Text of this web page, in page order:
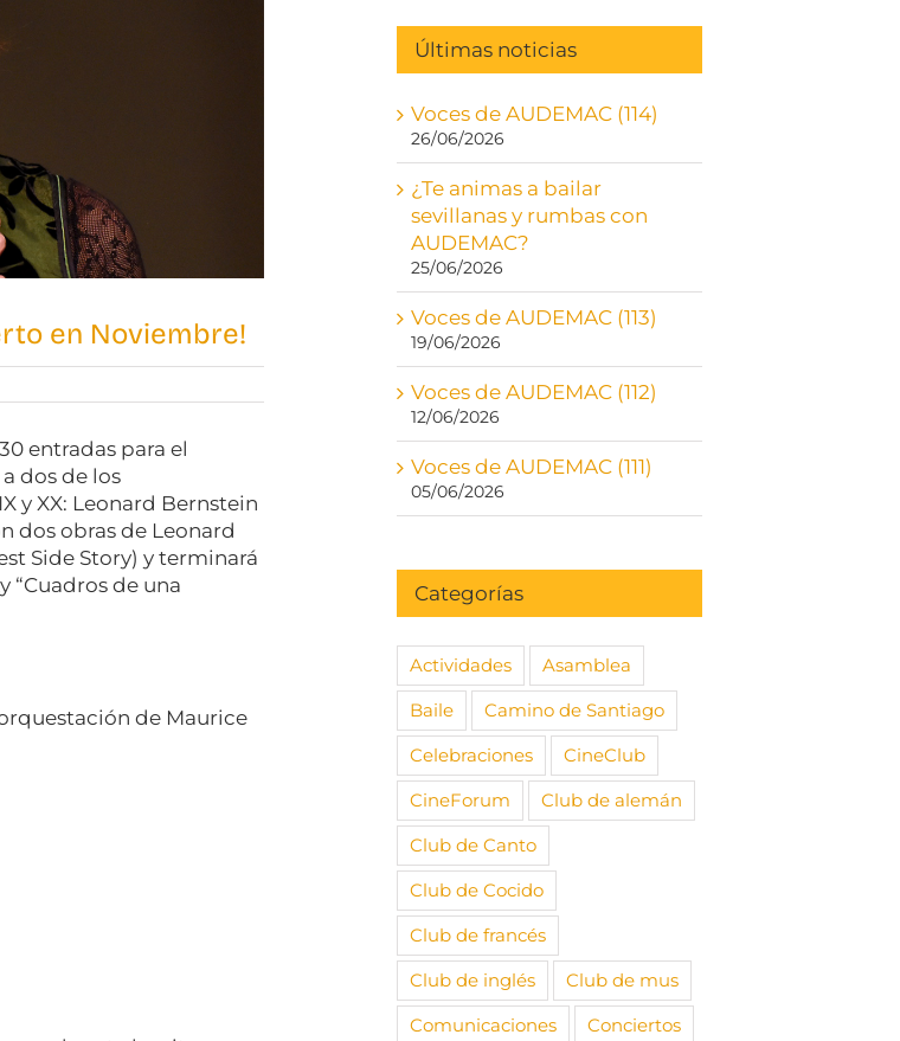
en Noviembre!
entradas para el
dos de los
y XX: Leonard Bernstein
dos obras de Leonard
Side Story) y terminará
“Cuadros de una
de Maurice
Últimas noticias
Voces de AUDEMAC (114)
26/06/2026
¿Te animas a bailar
sevillanas y rumbas con
AUDEMAC?
25/06/2026
Voces de AUDEMAC (113)
19/06/2026
Voces de AUDEMAC (112)
12/06/2026
Voces de AUDEMAC (111)
05/06/2026
Categorías
Actividades
Asamblea
Baile
Camino de Santiago
Celebraciones
CineClub
CineForum
Club de alemán
Club de Canto
Club de Cocido
Club de francés
Club de inglés
Club de mus
Comunicaciones
Conciertos